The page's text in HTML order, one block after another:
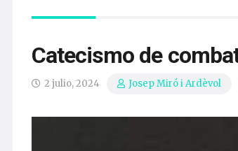
Catecismo de
2 julio, 2024 Josep Miró i Ardèvol